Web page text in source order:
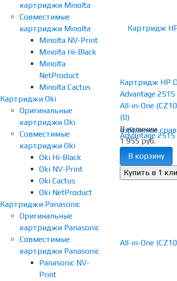
картриджи Minolta
Совместимые
картриджи Minolta
Minolta NV-Print
Minolta Hi-Black
Minolta
NetProduct
Minolta Cactus
Картриджи Oki
Оригинальные
картриджи Oki
Совместимые
картриджи Oki
Oki Hi-Black
Oki NV-Print
Oki Cactus
Oki NetProduct
Картриджи Panasonic
Оригинальные
картриджи Panasonic
Совместимые
картриджи Panasonic
Panasonic NV-
Print
избранное
Картридж HP
Advantage
All-in-One
(0)
В наличии
1 955 руб.
В корзину